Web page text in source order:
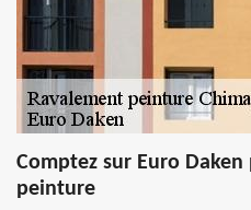
Comptez sur Euro
peinture